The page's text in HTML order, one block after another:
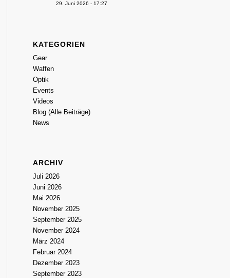
29. Juni 2026 - 17:27
KATEGORIEN
Gear
Waffen
Optik
Events
Videos
Blog (Alle Beiträge)
News
ARCHIV
Juli 2026
Juni 2026
Mai 2026
November 2025
September 2025
November 2024
März 2024
Februar 2024
Dezember 2023
September 2023